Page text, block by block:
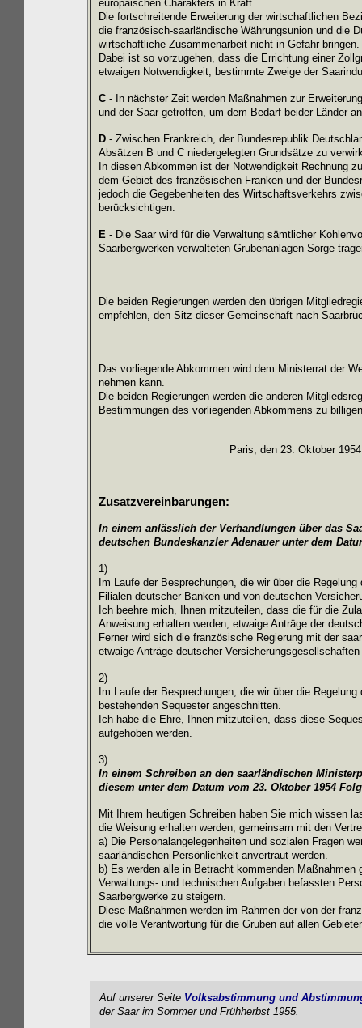
europäischen Charakters in Kraft.
Die fortschreitende Erweiterung der wirtschaftlichen
die französisch-saarländische Währungsunion und die
wirtschaftliche Zusammenarbeit nicht in Gefahr bringen.
Dabei ist so vorzugehen, dass die Errichtung einer
etwaigen Notwendigkeit, bestimmte Zweige der
C- In nächster Zeit werden Maßnahmen zur
und der Saar getroffen, um dem Bedarf beider Länder
D- Zwischen Frankreich, der Bundesrepublik
Absätzen B und C niedergelegten Grundsätze zu
In diesen Abkommen ist der Notwendigkeit Rechnung
dem Gebiet des französischen Franken und der
jedoch die Gegebenheiten des Wirtschaftsverkehrs
berücksichtigen.
E- Die Saar wird für die Verwaltung sämtlicher
Saarbergwerken verwalteten Grubenanlagen Sorge
Die beiden Regierungen werden den übrigen
empfehlen, den Sitz dieser Gemeinschaft nach
Das vorliegende Abkommen wird dem Ministerrat der
nehmen kann.
Die beiden Regierungen werden die anderen
Bestimmungen des vorliegenden Abkommens zu
Paris, den 23. Oktober
Zusatzvereinbarungen:
In einem anlässlich der Verhandlungen über das
deutschen Bundeskanzler Adenauer unter dem
1)
Im Laufe der Besprechungen, die wir über die
Filialen deutscher Banken und von deutschen
Ich beehre mich, Ihnen mitzuteilen, dass die für die
Anweisung erhalten werden, etwaige Anträge der
Ferner wird sich die französische Regierung mit der
etwaige Anträge deutscher
2)
Im Laufe der Besprechungen, die wir über die
bestehenden Sequester angeschnitten.
Ich habe die Ehre, Ihnen mitzuteilen, dass diese
aufgehoben werden.
3)
In einem Schreiben an den saarländischen
diesem unter dem Datum vom 23. Oktober 1954
Mit Ihrem heutigen Schreiben haben Sie mich wissen
die Weisung erhalten werden, gemeinsam mit den
a) Die Personalangelegenheiten und sozialen Fragen
saarländischen Persönlichkeit anvertraut werden.
b) Es werden alle in Betracht kommenden
Verwaltungs- und technischen Aufgaben befassten
Saarbergwerke zu steigern.
Diese Maßnahmen werden im Rahmen der von der
die volle Verantwortung für die Gruben auf allen
Auf unserer Seite Volksabstimmungund
der Saar im Sommer und Frühherbst 1955.